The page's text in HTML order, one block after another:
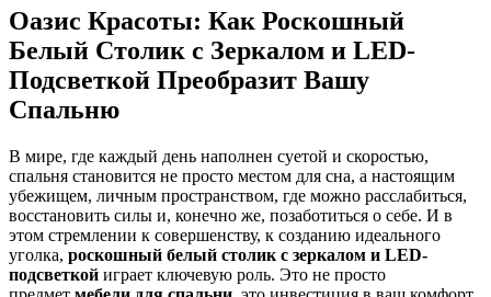
Оазис Красоты: Как Роскошный
Белый Столик с Зеркалом и LED-
Подсветкой Преобразит Вашу
Спальню
В мире, где каждый день наполнен суетой и скоростью,
спальня становится не просто местом для сна, а настоящим
убежищем, личным пространством, где можно расслабиться,
восстановить силы и, конечно же, позаботиться о себе. И в
этом стремлении к совершенству, к созданию идеального
уголка, роскошный белый столик с зеркалом и LED-
подсветкой играет ключевую роль. Это не просто